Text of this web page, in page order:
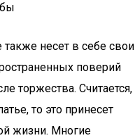
несет в себе свои
поверий
торжества. Считается,
то это принесет
жизни. Многие